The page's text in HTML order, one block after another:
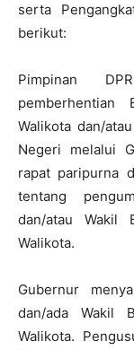
serta
berikut:
Pimpinan
Walikota dan/
Negeri melalui
rapat paripurna
tentang
dan/atau Wakil
Walikota.
Gubernur
dan/ada Wakil
Walikota.